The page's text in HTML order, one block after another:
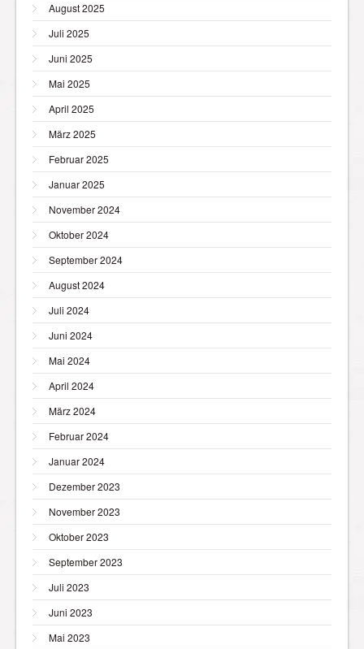
August 2025
Juli 2025
Juni 2025
Mai 2025
April 2025
März 2025
Februar 2025
Januar 2025
November 2024
Oktober 2024
September 2024
August 2024
Juli 2024
Juni 2024
Mai 2024
April 2024
März 2024
Februar 2024
Januar 2024
Dezember 2023
November 2023
Oktober 2023
September 2023
Juli 2023
Juni 2023
Mai 2023